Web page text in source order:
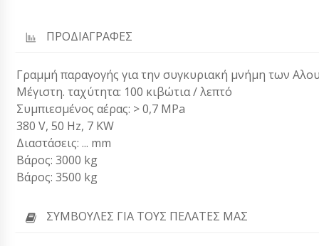
ΠΡΟΔΙΑΓΡΑΦΕΣ
Γραμμή παραγογής για την συγκυριακή μνήμη των
Μέγιστη. ταχύτητα: 100 κιβώτια / λεπτό
Συμπιεσμένος αέρας: > 0,7 MPa
380 V, 50 Hz, 7 KW
Διαστάσεις: ... mm
Βάρος: 3000 kg
Βάρος: 3500 kg
ΣΥΜΒΟΥΛΈΣ ΓΙΑ ΤΟΥΣ ΠΕΛΆΤΕΣ ΜΑΣ